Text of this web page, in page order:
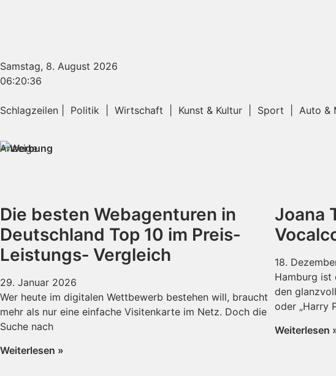
Samstag, 8. August 2026
06:20:36
Schlagzeilen | Politik | Wirtschaft | Kunst & Kultur | Sport | Auto
Anzeige
Die besten Webagenturen in
Deutschland Top 10 im Preis‑
Leistungs‑ Vergleich
29. Januar 2026
Wer heute im digitalen Wettbewerb bestehen will, braucht
mehr als nur eine einfache Visitenkarte im Netz. Doch die
Suche nach
Weiterlesen »
Joana
18.
Hamburg ist
den
oder „Harry
Weiterlesen